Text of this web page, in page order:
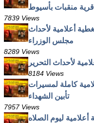
قرية منقبات بأسيوط
7839 Views
20 ديسمبر - تغطية أعلامية لأحداث
مجلس الوزراء
8289 Views
8184 Views
تغطية أعلامية كاملة لمسيرات
تأبين الشهداء
7957 Views
- تغطية أعلامية ليوم الصلاه